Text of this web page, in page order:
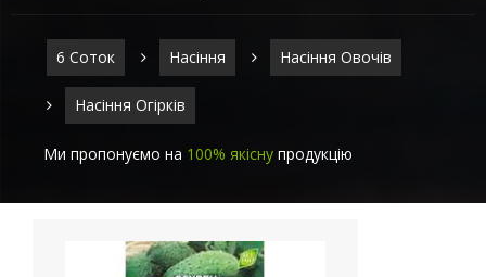
6 Соток Насіння Насіння Овочів
Насіння Огірків
Ми пропонуємо на 100% якісну продукцію